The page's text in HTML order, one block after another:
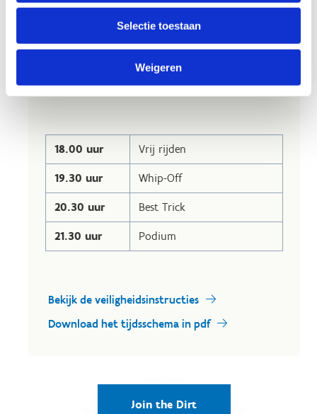
Selectie toestaan
Weigeren
Park Battles
Planning 30 mei 2026
18.00 uur Vrij rijden
19.30 uur Whip-Off
20.30 uur Best Trick
21.30 uur Podium
Bekijk de veiligheidsinstructies
Download het tijdsschema in pdf
Join the Dirt